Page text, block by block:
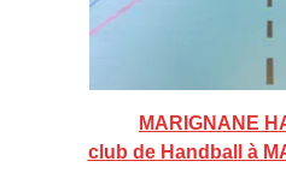
MARIGNANE
club de Handball à